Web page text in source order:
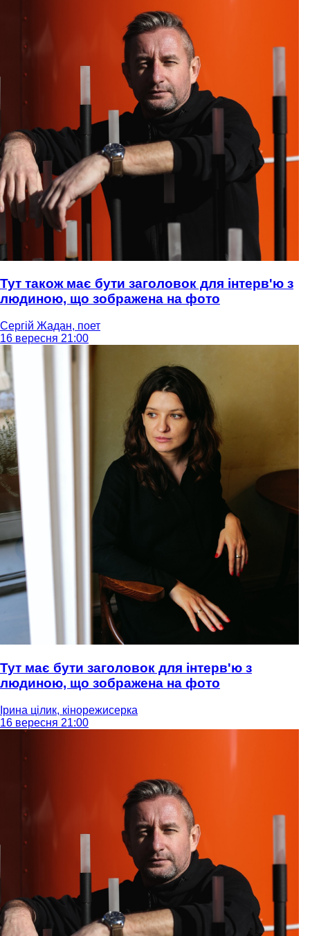
Тут також має бути заголовок для інтерв'ю з
людиною, що зображена на фото
Сергій Жадан, поет
16 вересня 21:00
Тут має бути заголовок для інтерв'ю з
людиною, що зображена на фото
Ірина цілик, кінорежисерка
16 вересня 21:00